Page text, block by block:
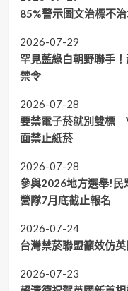
85%警示圖文治標不
2026-07-29
罕見藍綠白朝野聯手
禁令
2026-07-28
要禁電子菸就別雙標
面禁止紙菸
2026-07-28
參與2026地方選舉!民
營隊7月底截止報名
2026-07-24
台灣禁菸聯盟籲效仿
2026-07-23